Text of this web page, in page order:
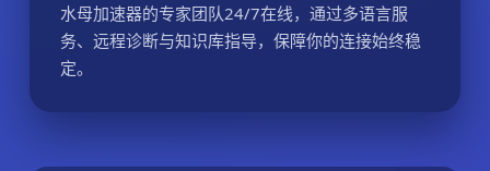
水母加速器的专家团队24/7在线，通过多语言服
务、远程诊断与知识库指导，保障你的连接始终稳
定。